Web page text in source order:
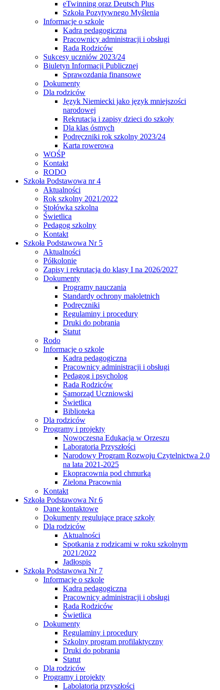
eTwinning oraz Deutsch Plus
Szkoła Pozytywnego Myślenia
Informacje o szkole
Kadra pedagogiczna
Pracownicy administracji i obsługi
Rada Rodziców
Sukcesy uczniów 2023/24
Biuletyn Informacji Publicznej
Sprawozdania finansowe
Dokumenty
Dla rodziców
Język Niemiecki jako język mniejszości
narodowej
Rekrutacja i zapisy dzieci do szkoły
Dla klas ósmych
Podręczniki rok szkolny 2023/24
Karta rowerowa
WOŚP
Kontakt
RODO
Szkoła Podstawowa nr 4
Aktualności
Rok szkolny 2021/2022
Stołówka szkolna
Świetlica
Pedagog szkolny
Kontakt
Szkoła Podstawowa Nr 5
Aktualności
Półkolonie
Zapisy i rekrutacja do klasy I na 2026/2027
Dokumenty
Programy nauczania
Standardy ochrony małoletnich
Podręczniki
Regulaminy i procedury
Druki do pobrania
Statut
Rodo
Informacje o szkole
Kadra pedagogiczna
Pracownicy administracji i obsługi
Pedagog i psycholog
Rada Rodziców
Samorząd Uczniowski
Świetlica
Biblioteka
Dla rodziców
Programy i projekty
Nowoczesna Edukacja w Orzeszu
Laboratoria Przyszłości
Narodowy Program Rozwoju Czytelnictwa 2.0
na lata 2021-2025
Ekopracownia pod chmurką
Zielona Pracownia
Kontakt
Szkoła Podstawowa Nr 6
Dane kontaktowe
Dokumenty regulujące pracę szkoły
Dla rodziców
Aktualności
Spotkania z rodzicami w roku szkolnym
2021/2022
Jadłospis
Szkoła Podstawowa Nr 7
Informacje o szkole
Kadra pedagogiczna
Pracownicy administracji i obsługi
Rada Rodziców
Świetlica
Dokumenty
Regulaminy i procedury
Szkolny program profilaktyczny
Druki do pobrania
Statut
Dla rodziców
Programy i projekty
Labolatoria przyszłości